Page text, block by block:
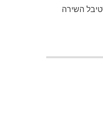
השירה